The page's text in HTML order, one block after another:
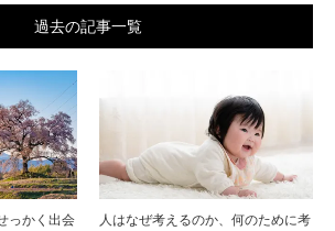
過去の記事一覧
っかく出会
人はなぜ考えるのか、何のために考